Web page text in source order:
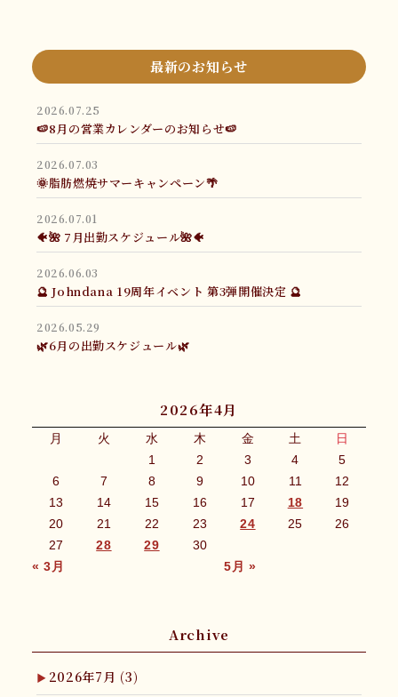
最新のお知らせ
2026.07.25
🍉8月の営業カレンダーのお知らせ🍉
2026.07.03
🌞脂肪燃焼サマーキャンペーン🌴
2026.07.01
🐠🌺 7月出勤スケジュール🌺🐠
2026.06.03
🔮 Johndana 19周年イベント 第3弾開催決定 🔮
2026.05.29
🌿6月の出勤スケジュール🌿
2026年4月
月 火 水 木 金 土 日
« 3月 5月 »
1 2 3 4
5
6
7 8 9 10 11
12
13
14 15 16 17 18
19
20
21 22 23 24 25
26
27
28 29 30
Archive
2026年7月 (3)